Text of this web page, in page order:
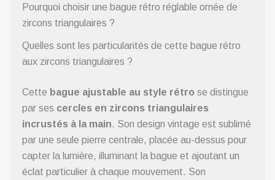
Pourquoi choisir une bague rétro réglable ornée de
zircons triangulaires ?
Quelles sont les particularités de cette bague rétro
aux zircons triangulaires ?
Cette bague ajustable au style rétro se distingue
par ses cercles en zircons triangulaires
incrustés à la main. Son design vintage est sublimé
par une seule pierre centrale, placée au-dessus pour
capter la lumière, illuminant la bague et ajoutant un
éclat particulier à chaque mouvement. Son